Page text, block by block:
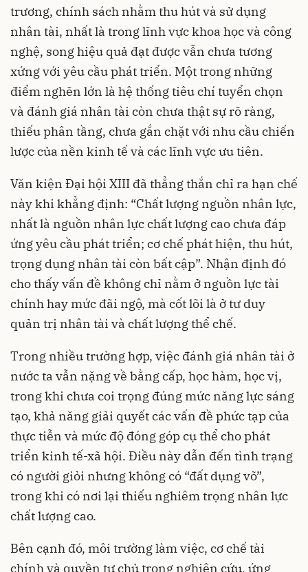
trương, chính sách nhằm thu hút và sử dụng
nhân tài, nhất là trong lĩnh vực khoa học và công
nghệ, song hiệu quả đạt được vẫn chưa tương
xứng với yêu cầu phát triển. Một trong những
điểm nghẽn lớn là hệ thống tiêu chí tuyển chọn
và đánh giá nhân tài còn chưa thật sự rõ ràng,
thiếu phân tầng, chưa gắn chặt với nhu cầu chiến
lược của nền kinh tế và các lĩnh vực ưu tiên.
Văn kiện Đại hội XIII đã thẳng thắn chỉ ra hạn chế
này khi khẳng định: “Chất lượng nguồn nhân lực,
nhất là nguồn nhân lực chất lượng cao chưa đáp
ứng yêu cầu phát triển; cơ chế phát hiện, thu hút,
trọng dụng nhân tài còn bất cập”. Nhận định đó
cho thấy vấn đề không chỉ nằm ở nguồn lực tài
chính hay mức đãi ngộ, mà cốt lõi là ở tư duy
quản trị nhân tài và chất lượng thể chế.
Trong nhiều trường hợp, việc đánh giá nhân tài ở
nước ta vẫn nặng về bằng cấp, học hàm, học vị,
trong khi chưa coi trọng đúng mức năng lực sáng
tạo, khả năng giải quyết các vấn đề phức tạp của
thực tiễn và mức độ đóng góp cụ thể cho phát
triển kinh tế-xã hội. Điều này dẫn đến tình trạng
có người giỏi nhưng không có “đất dụng võ”,
trong khi có nơi lại thiếu nghiêm trọng nhân lực
chất lượng cao.
Bên cạnh đó, môi trường làm việc, cơ chế tài
chính và quyền tự chủ trong nghiên cứu, ứng